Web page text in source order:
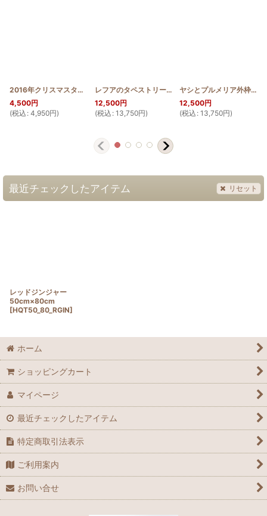
2016年クリスマスタペストリー トナカイ レッド [Xmas_2016_RED]
4,500円
(税込 : 4,950円)
レフアのタペストリー100cm [HQT100_LEHUA]
12,500円
(税込 : 13,750円)
ヤシとプルメリア外枠の100cmタペストリー
12,500円
(税込 : 13,750円)
最近チェックしたアイテム リセット
レッドジンジャー
50cm×80cm
[HQT50_80_RGIN]
ホーム
ショッピングカート
マイページ
最近チェックしたアイテム
特定商取引法表示
ご利用案内
お問い合せ